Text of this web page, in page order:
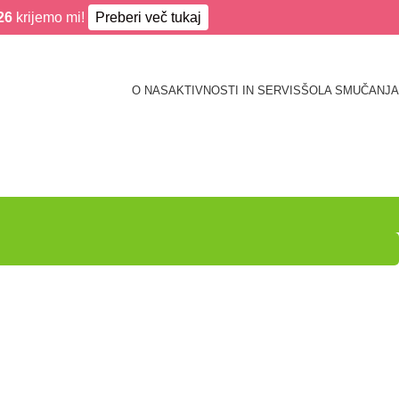
krijemo mi! Preberi več tukaj
O NASAKTIVNOSTI IN SERVISŠOLA SMUČANJA